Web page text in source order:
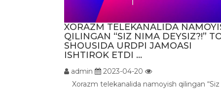
XORAZM TELEKANALIDA
QILINGAN “SIZ NIMA DEYSIZ?!”
SHOUSIDA URDPI JAMOASI
ISHTIROK ETDI ...
admin
2023-04-20
Xorazm telekanalida namoyish qilingan “Siz